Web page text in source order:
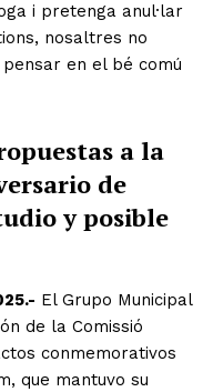
i pretenga anul·lar
nosaltres no
en el bé comú
a la
de
y posible
El Grupo Municipal
de la Comissió
conmemorativos
que mantuvo su